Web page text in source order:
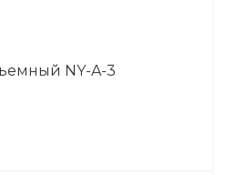
NY-A-3